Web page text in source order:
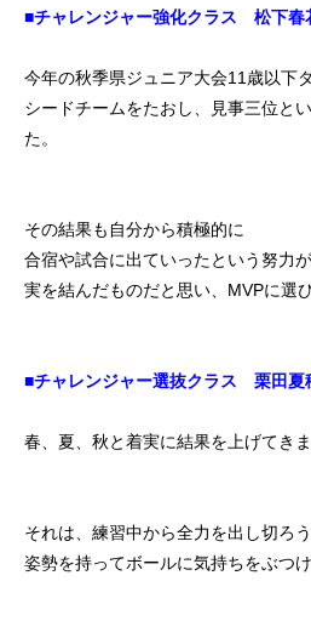
■チャレンジャー強化クラス 松下春
今年の秋季県ジュニア大会11歳以下
シードチームをたおし、見事三位と
た。
その結果も自分から積極的に
合宿や試合に出ていったという努力が
実を結んだものだと思い、MVPに選
■チャレンジャー選抜クラス 栗田夏
春、夏、秋と着実に結果を上げてきま
それは、練習中から全力を出し切ろ
姿勢を持ってボールに気持ちをぶつ